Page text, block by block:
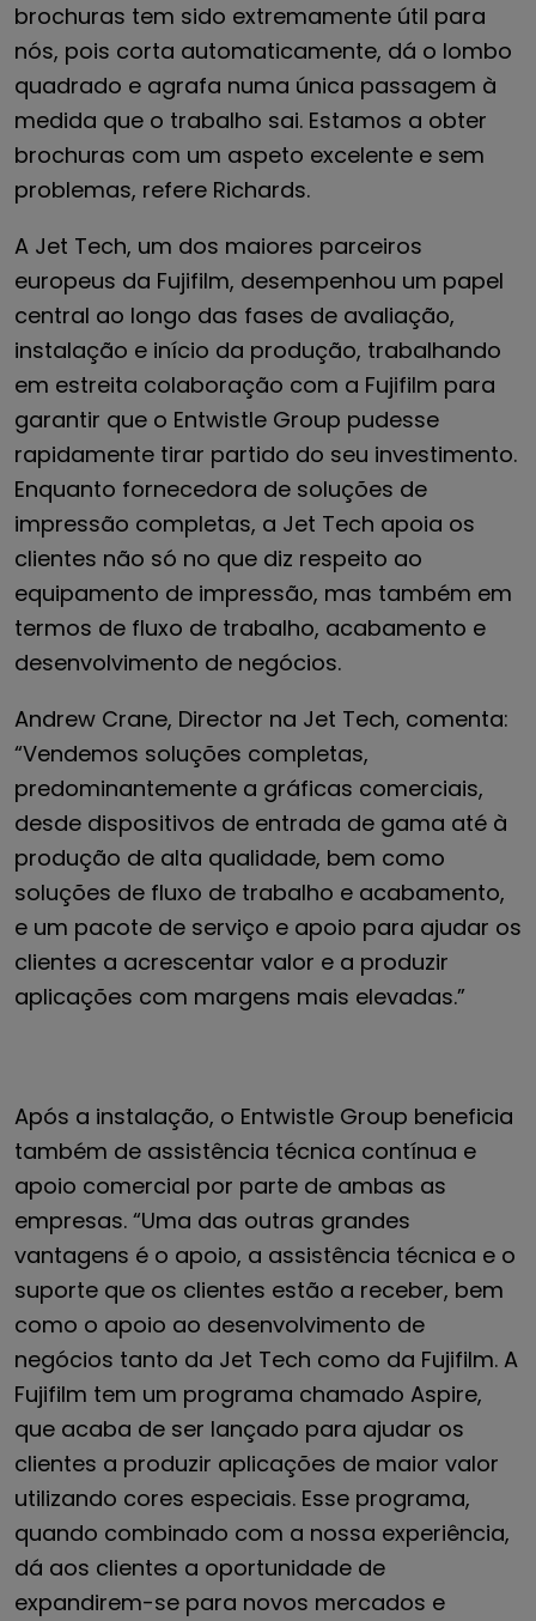
brochuras tem sido extremamente útil para
nós, pois corta automaticamente, dá o lombo
quadrado e agrafa numa única passagem à
medida que o trabalho sai. Estamos a obter
brochuras com um aspeto excelente e sem
problemas, refere Richards.
A Jet Tech, um dos maiores parceiros
europeus da Fujifilm, desempenhou um papel
central ao longo das fases de avaliação,
instalação e início da produção, trabalhando
em estreita colaboração com a Fujifilm para
garantir que o Entwistle Group pudesse
rapidamente tirar partido do seu investimento.
Enquanto fornecedora de soluções de
impressão completas, a Jet Tech apoia os
clientes não só no que diz respeito ao
equipamento de impressão, mas também em
termos de fluxo de trabalho, acabamento e
desenvolvimento de negócios.
Andrew Crane, Director na Jet Tech, comenta:
“Vendemos soluções completas,
predominantemente a gráficas comerciais,
desde dispositivos de entrada de gama até à
produção de alta qualidade, bem como
soluções de fluxo de trabalho e acabamento,
e um pacote de serviço e apoio para ajudar os
clientes a acrescentar valor e a produzir
aplicações com margens mais elevadas.”
Após a instalação, o Entwistle Group beneficia
também de assistência técnica contínua e
apoio comercial por parte de ambas as
empresas. “Uma das outras grandes
vantagens é o apoio, a assistência técnica e o
suporte que os clientes estão a receber, bem
como o apoio ao desenvolvimento de
negócios tanto da Jet Tech como da Fujifilm. A
Fujifilm tem um programa chamado Aspire,
que acaba de ser lançado para ajudar os
clientes a produzir aplicações de maior valor
utilizando cores especiais. Esse programa,
quando combinado com a nossa experiência,
dá aos clientes a oportunidade de
expandirem-se para novos mercados e